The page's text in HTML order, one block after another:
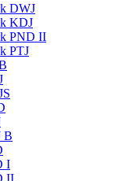
DWJ
KDJ
PND II
PTJ
B
I
II